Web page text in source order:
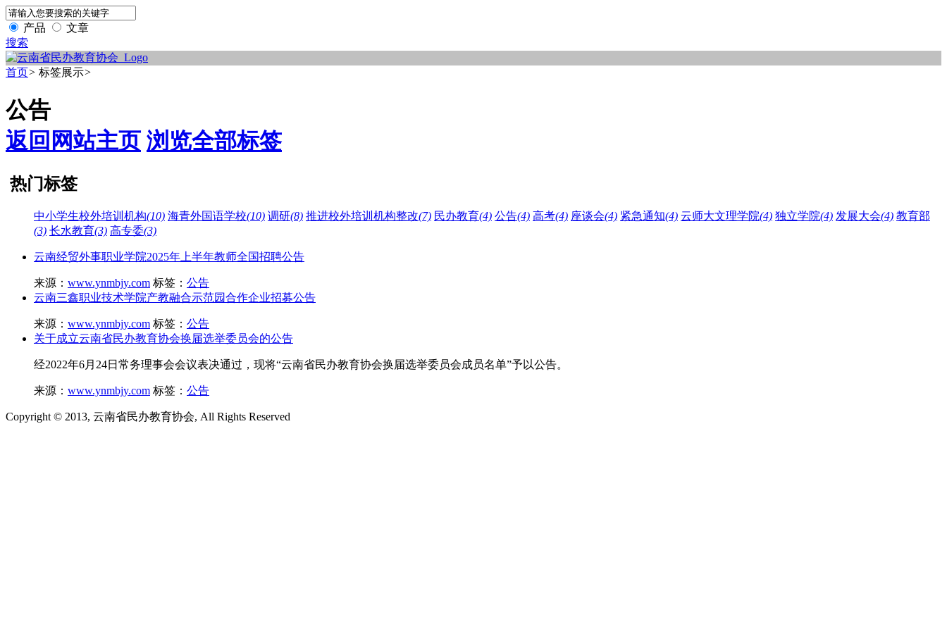
产品
文章
搜索
首页> 标签展示>
公告
返回网站主页 浏览全部标签
热门标签
中小学生校外培训机构(10) 海青外国语学校(10) 调研(8) 推进校外培训机构整改(7) 民办教育(4) 公告(4) 高考(4) 座谈会(4) 紧急通知(4) 云师大文理学院(4) 独立学院(4) 发展大会(4) 教育部
(3) 长水教育(3) 高专委(3)
云南经贸外事职业学院2025年上半年教师全国招聘公告
来源： www.ynmbjy.com 标签： 公告
云南三鑫职业技术学院产教融合示范园合作企业招募公告
来源： www.ynmbjy.com 标签： 公告
关于成立云南省民办教育协会换届选举委员会的公告
经2022年6月24日常务理事会会议表决通过，现将“云南省民办教育协会换届选举委员会成员名单”予以公告。
来源： www.ynmbjy.com 标签： 公告
Copyright © 2013, 云南省民办教育协会, All Rights Reserved